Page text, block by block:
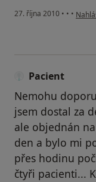
27. října 2010 • • • podle
Pacient
Nemohu
jsem dostal za
ale objednán
den a bylo mi
přes hodinu
čtyři pacienti...